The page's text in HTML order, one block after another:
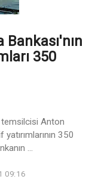
350
temsilcisi Anton
350
...
09:16